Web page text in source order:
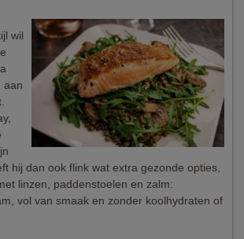
wil
aan
hij dan ook flink wat extra gezonde opties,
linzen, paddenstoelen en zalm:
vol van smaak en zonder koolhydraten of